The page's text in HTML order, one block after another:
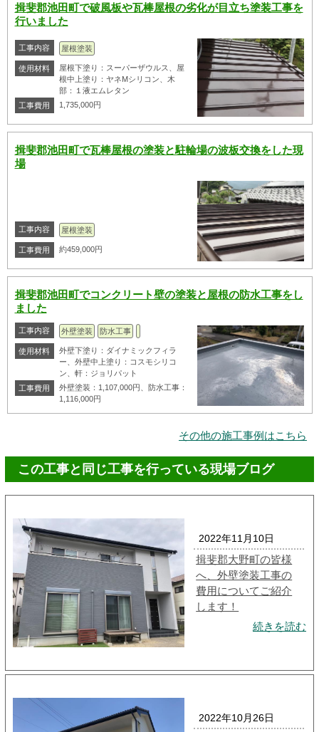
揖斐郡池田町で破風板や瓦棒屋根の劣化が目立ち塗装工事を
行いました
工事内容 屋根塗装
使用材料
屋根下塗り：スーパーザウルス、屋
根中上塗り：ヤネMシリコン、木
部：１液エムレタン
工事費用
1,735,000円
揖斐郡池田町で瓦棒屋根の塗装と駐輪場の波板交換をした現
場
工事内容 屋根塗装
工事費用 約459,000円
揖斐郡池田町でコンクリート壁の塗装と屋根の防水工事をし
ました
工事内容 外壁塗装 防水工事
使用材料
外壁下塗り：ダイナミックフィラ
ー、外壁中上塗り：コスモシリコ
ン、軒：ジョリパット
工事費用
外壁塗装：1,107,000円、防水工事：
1,116,000円
その他の施工事例はこちら
この工事と同じ工事を行っている現場ブログ
2022年11月10日
揖斐郡大野町の皆様
へ、外壁塗装工事の
費用についてご紹介
します！
続きを読む
2022年10月26日